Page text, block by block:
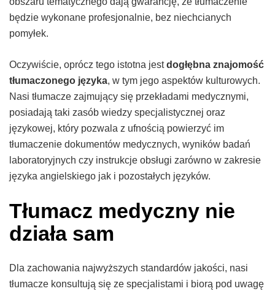
będzie wykonane profesjonalnie, bez niechcianych
pomyłek.
Oczywiście, oprócz tego istotna jestdogłębna znajomość
tłumaczonego języka, w tym jego aspektów kulturowych.
Nasi tłumacze zajmujący się przekładami medycznymi,
posiadają taki zasób wiedzy specjalistycznej oraz
językowej, który pozwala z ufnością powierzyć im
tłumaczenie dokumentów medycznych, wyników badań
laboratoryjnych czy instrukcje obsługi zarówno w zakresie
języka angielskiego jak i pozostałych języków.
Tłumacz medyczny nie
działa sam
Dla zachowania najwyższych standardów jakości, nasi
tłumacze konsultują się ze specjalistami i biorą pod uwagę